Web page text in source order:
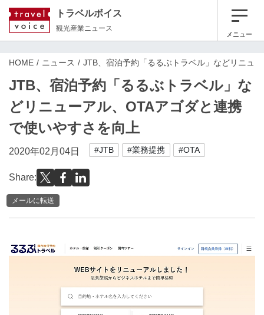
トラベルボイス
観光産業ニュース
メニュー
HOME ニュース JTB、宿泊予約「るるぶトラベル」などリニュ
JTB、宿泊予約「るるぶトラベル」な
どリニューアル、OTAアゴダと連携
で使いやすさを向上
2020年02月04日 #JTB #業務提携 #OTA
Share:
メールに転送